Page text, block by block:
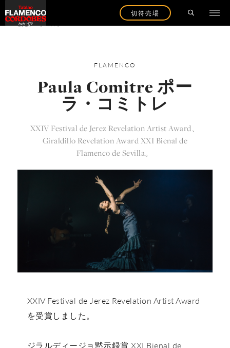
切符売場
戻るアーティストへ
FLAMENCO
Paula Comitre ポー
ラ・コミトレ
XXIV Festival de Jerez Revelation Artist Award、
Giraldillo Revelation Award XXI Bienal de
Flamenco de Sevilla。
XXIV Festival de Jerez Revelation Artist Award
を受賞しました。
ジラルディージョ黙示録賞 XXI Bienal de